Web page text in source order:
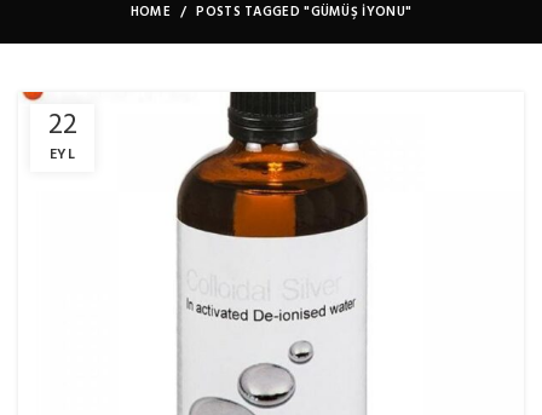
HOME POSTS TAGGED "GÜMÜŞ IYONU"
22
EYL